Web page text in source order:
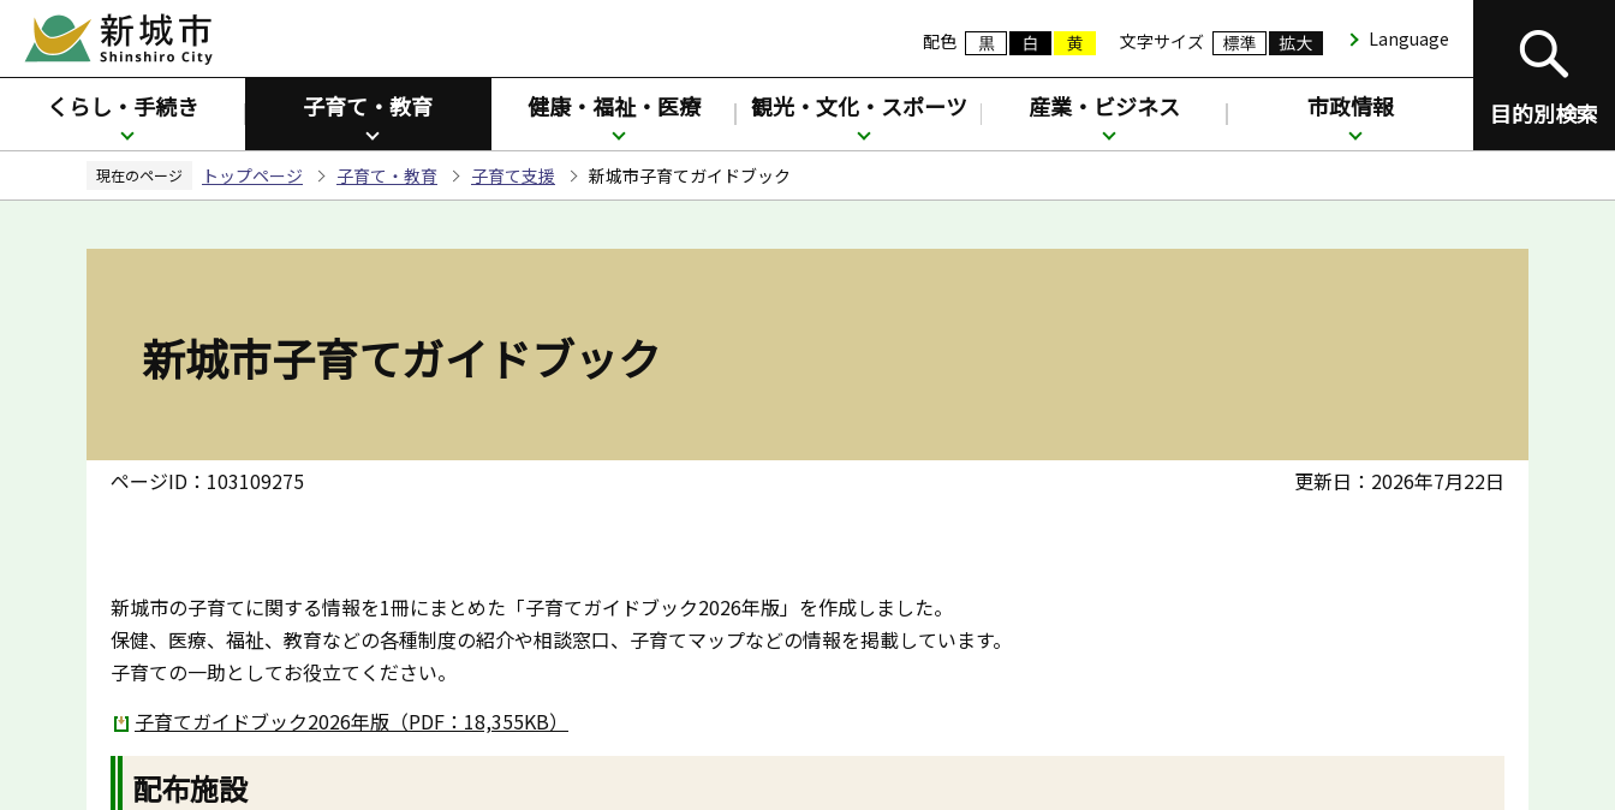
ペ
ジ
先
配色 文字サイズ Language
目的別検索
くらし・手続き 子育て・教育 健康・福祉・医療 観光・文化・スポーツ 産業・ビジネス 市政情報
現在のページ トップページ 子育て・教育 子育て支援 新城市子育てガイドブック
新城市子育てガイドブック
ページID：103109275 更新日：2026年7月22日
新城市の子育てに関する情報を1冊にまとめた「子育てガイドブック2026年版」を作成しました。
保健、医療、福祉、教育などの各種制度の紹介や相談窓口、子育てマップなどの情報を掲載しています。
子育ての一助としてお役立てください。
子育てガイドブック2026年版（PDF：18,355KB）
配布施設